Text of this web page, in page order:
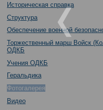
Историческая справка
Структура
Обеспечение военной
Торжественный марш Войск
ОДКБ
Учения ОДКБ
Геральдика
Фотогалерея
Видео